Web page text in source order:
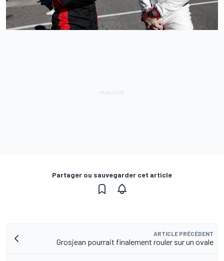
Partager ou sauvegarder cet article
ARTICLE PRÉCÉDENT
Grosjean pourrait finalement rouler sur un ovale